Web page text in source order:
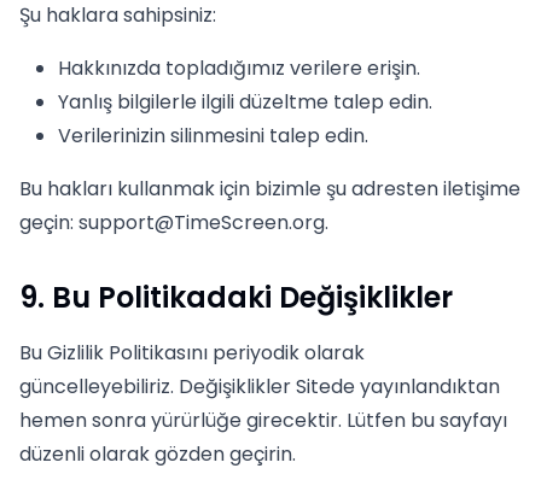
Şu haklara sahipsiniz:
Hakkınızda topladığımız verilere erişin.
Yanlış bilgilerle ilgili düzeltme talep edin.
Verilerinizin silinmesini talep edin.
Bu hakları kullanmak için bizimle şu adresten iletişime
geçin: support@TimeScreen.org.
9. Bu Politikadaki Değişiklikler
Bu Gizlilik Politikasını periyodik olarak
güncelleyebiliriz. Değişiklikler Sitede yayınlandıktan
hemen sonra yürürlüğe girecektir. Lütfen bu sayfayı
düzenli olarak gözden geçirin.